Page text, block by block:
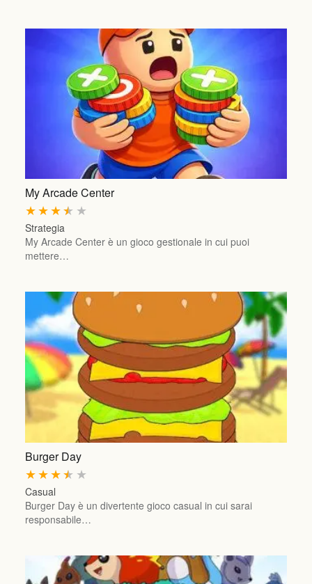
My Arcade Center
★
★
★
★
★
Strategia
My Arcade Center è un gioco gestionale in cui puoi
mettere…
Burger Day
★
★
★
★
★
Casual
Burger Day è un divertente gioco casual in cui sarai
responsabile…